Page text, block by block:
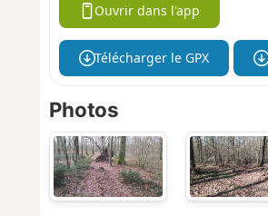
Ouvrir dans l'app
Télécharger le GPX
Photos